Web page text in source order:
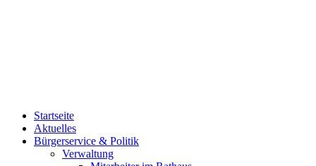
Startseite
Aktuelles
Bürgerservice & Politik
Verwaltung